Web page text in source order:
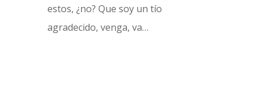
estos, ¿no? Que soy un tío
agradecido, venga, va…